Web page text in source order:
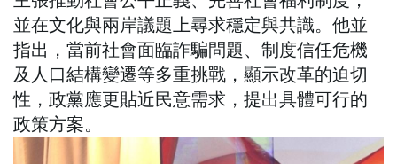
並在文化與兩岸議題上尋求穩定與共識。他並
指出，當前社會面臨詐騙問題、制度信任危機
及人口結構變遷等多重挑戰，顯示改革的迫切
性，政黨應更貼近民意需求，提出具體可行的
政策方案。